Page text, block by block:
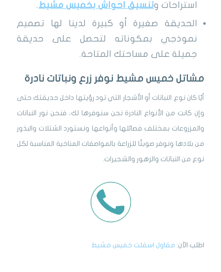
استراحات وتنسيق احواش بخميس مشيط.
الحديقة صغيرة أو كبيرة لدينا لها تصميم
نموذجي بمكوناته لتحصل على حديقة
جميلة على مساحتك المتاحة.
مشاتل خميس مشيط نوفر زرع ونباتات نادرة
أيًا كان نوع النباتات أو الأشجار التي تود رؤيتها داخل حديقتك حتى
وإن كانت من الأنواع النادرة نحن سنوفرها لك، فنحن نور النباتات
والمزروعات بمختلف فصائلها وأنواعها ونستورد الشتلات والبذور
من بلادها ونوفر صوبتًا للزراعة بالمواصفات المناخية المناسبة لكل
نوع من النباتات والزهور والشجيرات.
اطلب الآن: مقاول اسفلت خميس مشيط